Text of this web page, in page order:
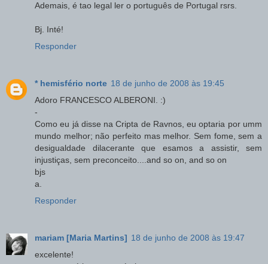
Ademais, é tao legal ler o português de Portugal rsrs.
Bj. Inté!
Responder
* hemisfério norte 18 de junho de 2008 às 19:45
Adoro FRANCESCO ALBERONI. :)
-
Como eu já disse na Cripta de Ravnos, eu optaria por umm
mundo melhor; não perfeito mas melhor. Sem fome, sem a
desigualdade dilacerante que esamos a assistir, sem
injustiças, sem preconceito....and so on, and so on
bjs
a.
Responder
mariam [Maria Martins] 18 de junho de 2008 às 19:47
excelente!